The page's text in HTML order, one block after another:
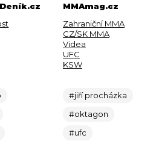
MMAmag.cz
Zahraniční MMA
CZ/SK MMA
Videa
UFC
KSW
#jiří procházka
#oktagon
#ufc